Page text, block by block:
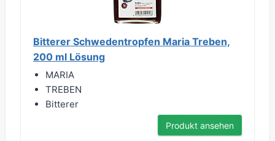
Bitterer Schwedentropfen Maria Treben,
200 ml Lösung
MARIA
TREBEN
Bitterer
Produkt ansehen